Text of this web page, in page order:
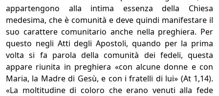
appartengono alla intima essenza della Chiesa
medesima, che è comunità e deve quindi manifestare il
suo carattere comunitario anche nella preghiera. Per
questo negli Atti degli Apostoli, quando per la prima
volta si fa parola della comunità dei fedeli, questa
appare riunita in preghiera «con alcune donne e con
Maria, la Madre di Gesù, e con i fratelli di lui» (At 1,14).
«La moltitudine di coloro che erano venuti alla fede